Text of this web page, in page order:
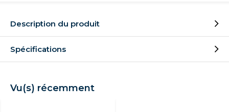
Description du produit
Spécifications
Vu(s) récemment